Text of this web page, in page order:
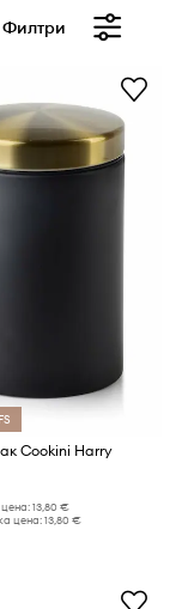
Филтри
Cookini Harry
13,80 €
цена:13,80 €